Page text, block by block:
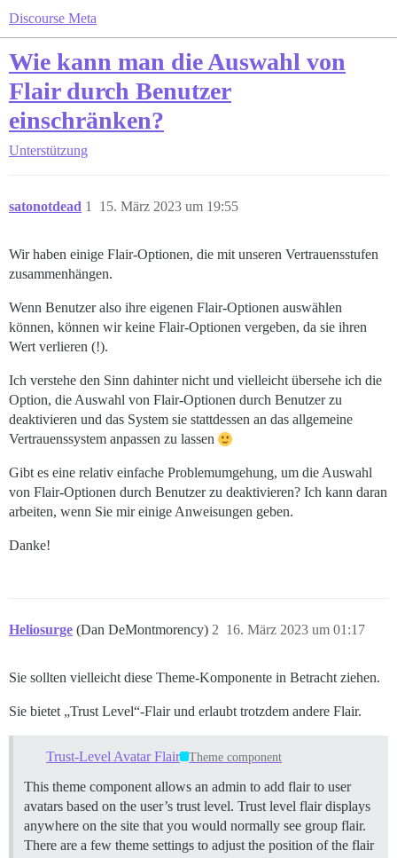
Discourse Meta
Wie kann man die Auswahl von
Flair durch Benutzer
einschränken?
Unterstützung
satonotdead 15. März 2023 um 19:55
1
Wir haben einige Flair-Optionen, die mit unseren Vertrauensstufen
zusammenhängen.
Wenn Benutzer also ihre eigenen Flair-Optionen auswählen
können, können wir keine Flair-Optionen vergeben, da sie ihren
Wert verlieren (!).
Ich verstehe den Sinn dahinter nicht und vielleicht übersehe ich die
Option, die Auswahl von Flair-Optionen durch Benutzer zu
deaktivieren und das System sie stattdessen an das allgemeine
Vertrauenssystem anpassen zu lassen
Gibt es eine relativ einfache Problemumgehung, um die Auswahl
von Flair-Optionen durch Benutzer zu deaktivieren? Ich kann daran
arbeiten, wenn Sie mir einige Anweisungen geben.
Danke!
Heliosurge (Dan DeMontmorency) 16. März 2023 um 01:17
2
Sie sollten vielleicht diese Theme-Komponente in Betracht ziehen.
Sie bietet „Trust Level“-Flair und erlaubt trotzdem andere Flair.
Trust-Level Avatar Flair Theme component
This theme component allows an admin to add flair to user
avatars based on the user’s trust level. Trust level flair displays
anywhere on the site that you would normally see group flair.
There are a few theme settings to adjust the position of the flair